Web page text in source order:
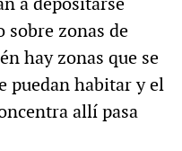
sobre zonas de
hay zonas que se
puedan habitar y el
allí pasa